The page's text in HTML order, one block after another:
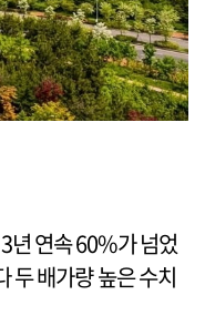
년 연속 60%가 넘었
두 배가량 높은 수치